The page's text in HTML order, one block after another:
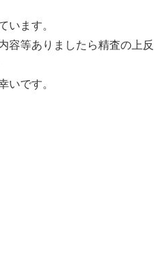
います。
容等ありましたら精査の上反
いです。